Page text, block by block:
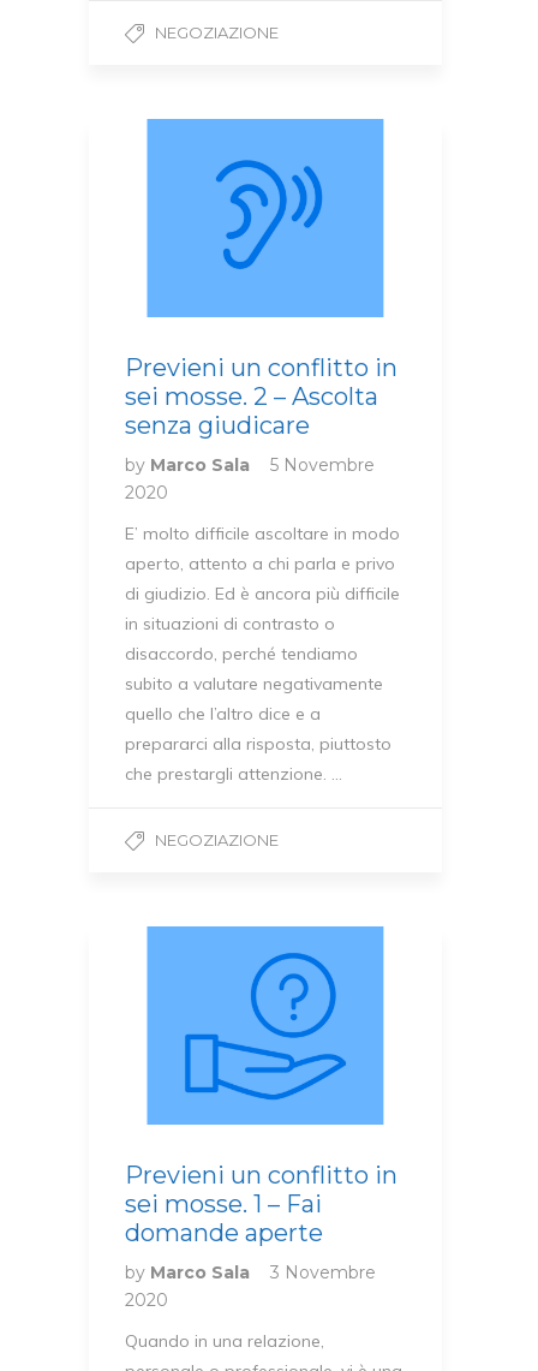
NEGOZIAZIONE
Previeni un conflitto in
sei mosse. 2 – Ascolta
senza giudicare
by Marco Sala
5 Novembre
2020
E’ molto difficile ascoltare in modo
aperto, attento a chi parla e privo
di giudizio. Ed è ancora più difficile
in situazioni di contrasto o
disaccordo, perché tendiamo
subito a valutare negativamente
quello che l’altro dice e a
prepararci alla risposta, piuttosto
che prestargli attenzione. …
NEGOZIAZIONE
Previeni un conflitto in
sei mosse. 1 – Fai
domande aperte
by Marco Sala
3 Novembre
2020
Quando in una relazione,